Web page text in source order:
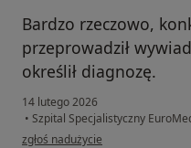
Bardzo rzeczowo,
przeprowadził
określił diagnozę.
14 lutego 2026
• Szpital Specjalistyczny
w opinii użytkownika A.M
zgłoś nadużycie